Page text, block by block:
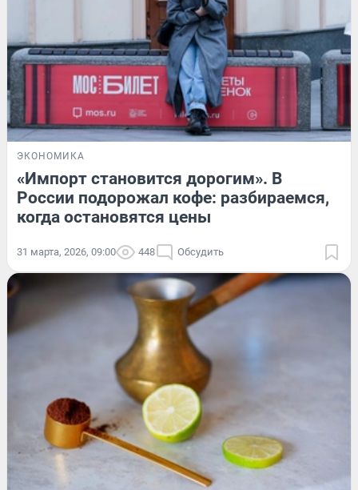
ЭКОНОМИКА
«Импорт становится дорогим». В
России подорожал кофе: разбираемся,
когда остановятся цены
31 марта, 2026, 09:00 448 Обсудить